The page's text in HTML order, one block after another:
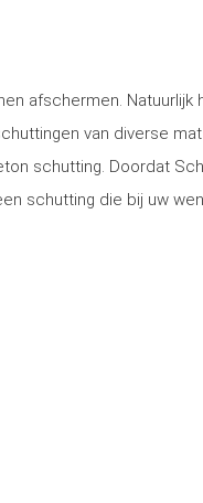
afschermen. Natuurlijk
van diverse
schutting. Doordat
schutting die bij uw